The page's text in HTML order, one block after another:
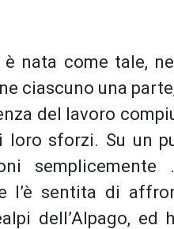
è nata come tale,
ciascuno una
del lavoro
sforzi. Su un
l’è sentita di
dell’Alpago,